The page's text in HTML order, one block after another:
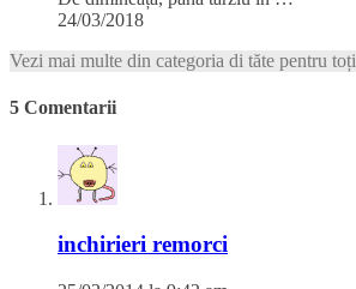
24/03/2018
Vezi mai multe din categoria di tăte pentru toți
5 Comentarii
inchirieri remorci